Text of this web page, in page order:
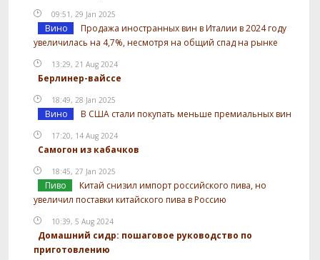
09:51, 29 Jan 2025
Вино
Продажа иностранных вин в Италии в 2024 году
увеличилась на 4,7%, несмотря на общий спад на рынке
13:29, 21 Aug 2024
Берлинер-вайссе
18:49, 28 Jan 2025
Вино В США стали покупать меньше премиальных вин
17:20, 14 Aug 2024
Самогон из кабачков
18:45, 27 Jan 2025
Пиво
Китай снизил импорт российского пива, но
увеличил поставки китайского пива в Россию
10:39, 5 Aug 2024
Домашний сидр: пошаговое руководство по
приготовлению